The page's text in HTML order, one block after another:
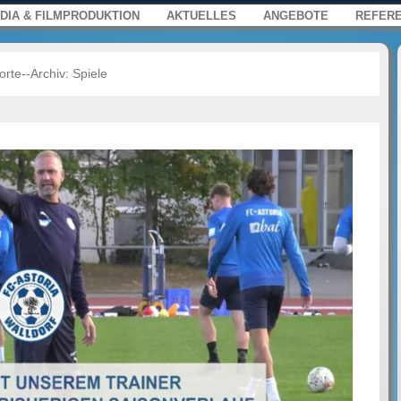
Film und Multimedia für Web,
& FILMPRODUKTION AKTUELLES ANGEBOTE
Archiv: Spiele